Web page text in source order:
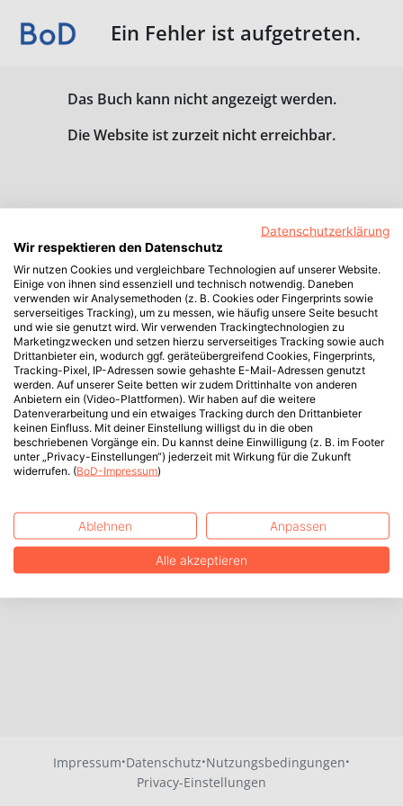
Ein Fehler ist aufgetreten.
Das Buch kann nicht angezeigt werden.
Die Website ist zurzeit nicht erreichbar.
Impressum·Datenschutz·Nutzungsbedingungen·
Privacy-Einstellungen
Datenschutzerklärung
Wir respektieren den Datenschutz
Wir nutzen Cookies und vergleichbare Technologien auf unserer Website.
Einige von ihnen sind essenziell und technisch notwendig. Daneben
verwenden wir Analysemethoden (z. B. Cookies oder Fingerprints sowie
serverseitiges Tracking), um zu messen, wie häufig unsere Seite besucht
und wie sie genutzt wird. Wir verwenden Trackingtechnologien zu
Marketingzwecken und setzen hierzu serverseitiges Tracking sowie auch
Drittanbieter ein, wodurch ggf. geräteübergreifend Cookies, Fingerprints,
Tracking-Pixel, IP-Adressen sowie gehashte E-Mail-Adressen genutzt
werden. Auf unserer Seite betten wir zudem Drittinhalte von anderen
Anbietern ein (Video-Plattformen). Wir haben auf die weitere
Datenverarbeitung und ein etwaiges Tracking durch den Drittanbieter
keinen Einfluss. Mit deiner Einstellung willigst du in die oben
beschriebenen Vorgänge ein. Du kannst deine Einwilligung (z. B. im Footer
unter „Privacy-Einstellungen“) jederzeit mit Wirkung für die Zukunft
widerrufen. (BoD-Impressum)
Ablehnen Anpassen
Alle akzeptieren